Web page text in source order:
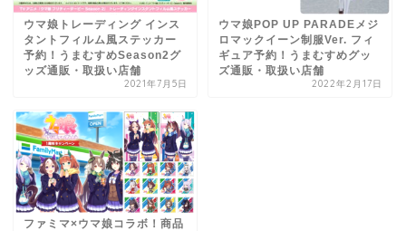
ウマ娘トレーディング インス
タントフィルム風ステッカー
予約！うまむすめSeason2グ
ッズ通販・取扱い店舗
2021年7月5日
ウマ娘POP UP PARADEメジ
ロマックイーン制服Ver. フィ
ギュア予約！うまむすめグッ
ズ通販・取扱い店舗
2022年2月17日
ファミマ×ウマ娘コラボ！商品